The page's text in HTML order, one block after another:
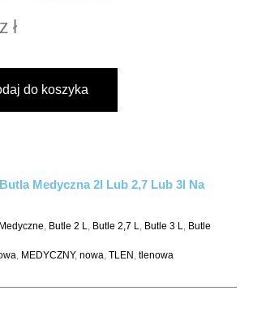
zł
do koszyka
Medyczna 2l Lub 2,7 Lub 3l Na
, Butle 2 L, Butle 2,7 L, Butle 3 L, Butle
, MEDYCZNY, nowa, TLEN , tlenowa